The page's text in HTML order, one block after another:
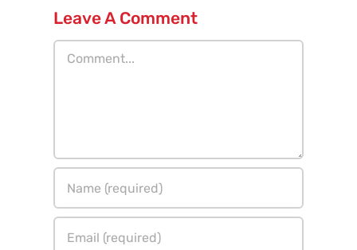
Leave A Comment
Comment